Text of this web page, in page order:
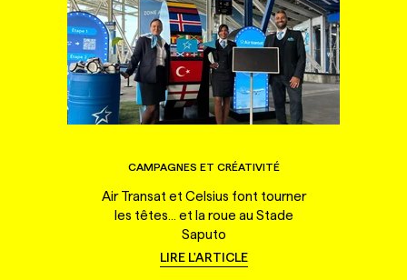
CAMPAGNES ET CRÉATIVITÉ
Air Transat et Celsius font tourner
les têtes... et la roue au Stade
Saputo
LIRE L'ARTICLE